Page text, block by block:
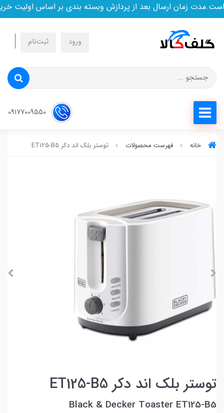
زمان ارسال بعد از پردازش وبسته بندی بر اساس اولیت
ورود ثبت‌نام
خانه فهرست محصولات توستر بلک اند دکر ET125-B5
توستر بلک اند دکر ET125-B5
Black & Decker Toaster ET125-B5